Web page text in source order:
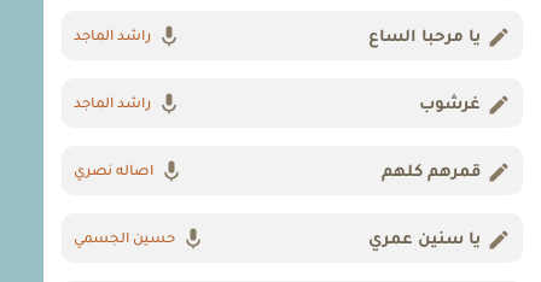
يا مرحبا الساع راشد الماجد
غرشوب راشد الماجد
قمرهم كلهم اصاله نصري
يا سنين عمري حسين الجسمي